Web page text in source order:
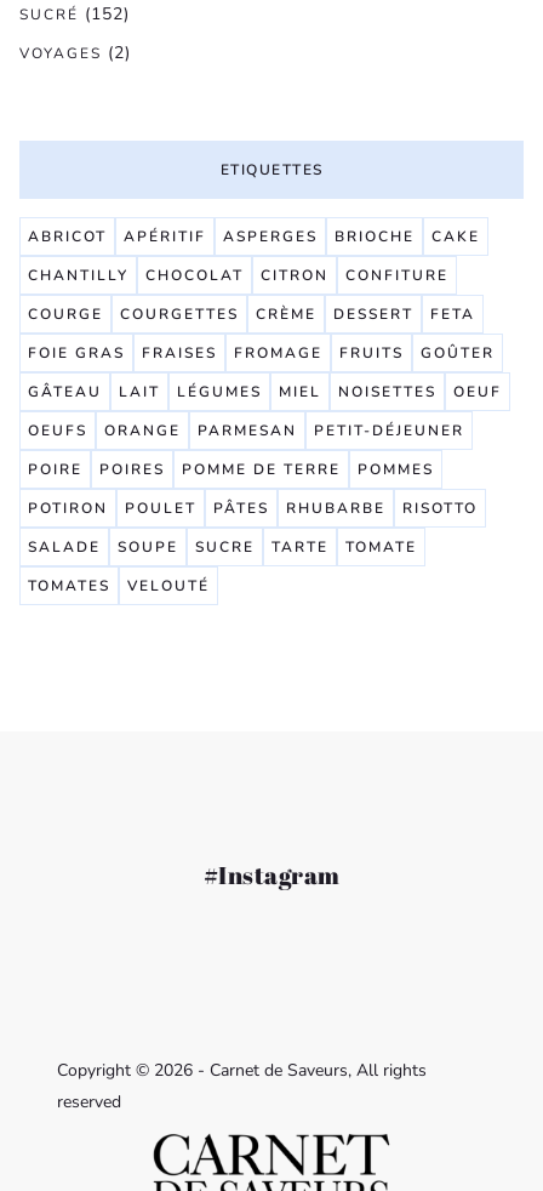
SUCRÉ (152)
VOYAGES (2)
ETIQUETTES
ABRICOT APÉRITIF ASPERGES BRIOCHE
CAKE
CHANTILLY
CHOCOLAT CITRON
CONFITURE
COURGE
COURGETTES CRÈME DESSERT
FETA
FOIE GRAS
FRAISES FROMAGE FRUITS
GOÛTER
GÂTEAU
LAIT LÉGUMES MIEL NOISETTES
OEUF
OEUFS
ORANGE PARMESAN
PETIT-DÉJEUNER
POIRE
POIRES POMME DE TERRE
POMMES
POTIRON
POULET PÂTES RHUBARBE
RISOTTO
SALADE
SOUPE SUCRE TARTE
TOMATE
TOMATES
VELOUTÉ
#Instagram
Copyright © 2026 - Carnet de Saveurs, All rights
reserved